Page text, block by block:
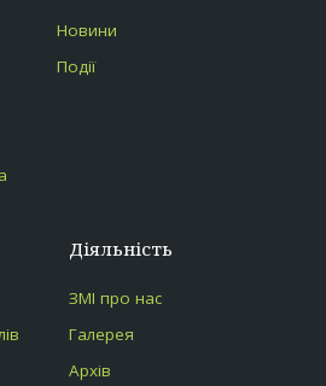
Новини
Події
Діяльність
ЗМІ про нас
Галерея
Архів